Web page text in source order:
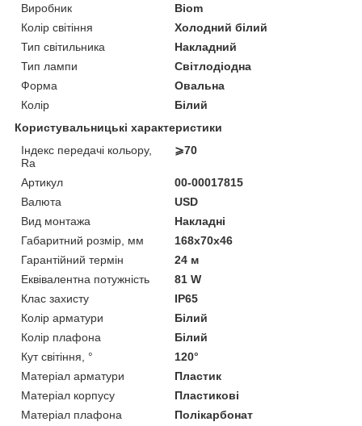
Виробник
Biom
Колір світіння
Холодний білий
Тип світильника
Накладний
Тип лампи
Світлодіодна
Форма
Овальна
Колір
Білий
Користувальницькі характеристики
Індекс передачі кольору,
Ra
⩾70
Артикул
00-00017815
Валюта
USD
Вид монтажа
Накладні
Габаритний розмір, мм
168х70х46
Гарантійний термін
24 м
Еквівалентна потужність
81 W
Клас захисту
IP65
Колір арматури
Білий
Колір плафона
Білий
Кут світіння, °
120°
Матеріал арматури
Пластик
Матеріал корпусу
Пластикові
Матеріал плафона
Полікарбонат